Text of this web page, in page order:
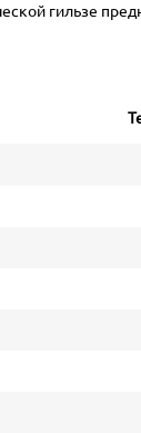
гильзе